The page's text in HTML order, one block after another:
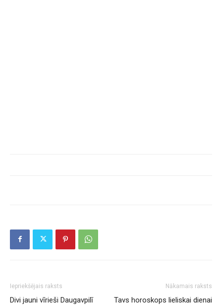
Iepriekšējais raksts
Divi jauni vīrieši Daugavpilī
Nākamais raksts
Tavs horoskops lieliskai dienai